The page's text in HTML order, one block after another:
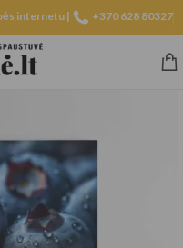
internetu | +370 628 80327